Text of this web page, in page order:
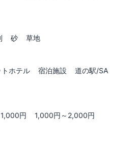
砂 草地
ホテル 宿泊施設
道の駅/SA
円
1,000円～2,000円